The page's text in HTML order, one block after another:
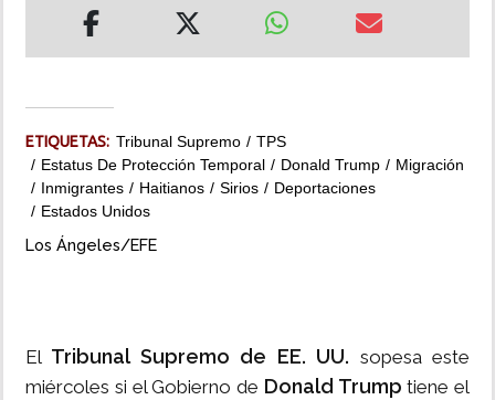
ETIQUETAS: Tribunal Supremo
TPS
Estatus De Protección Temporal
Donald Trump
Migración
Inmigrantes
Haitianos Sirios
Deportaciones
Estados Unidos
Los Ángeles/EFE
El Tribunal Supremo de EE. UU. sopesa este
miércoles si el Gobierno de Donald Trump tiene el